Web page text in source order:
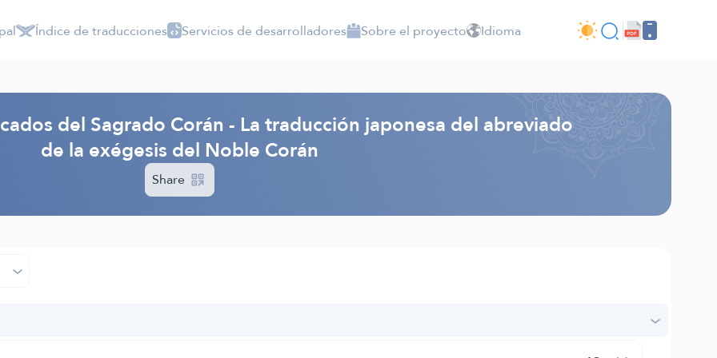
Índice de traducciones Servicios de desarrolladores Sobre el proyecto Idioma
del Sagrado Corán - La traducción japonesa del abreviado
de la exégesis del Noble Corán
Share